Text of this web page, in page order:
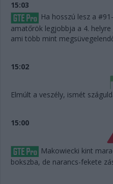
15:03
Ha hosszú lesz a
amatőrök legjobbja a 4.
ami több mint
15:02
Elmúlt a veszély, ismét
15:00
Makowiecki kint
bokszba, de narancs-fekete